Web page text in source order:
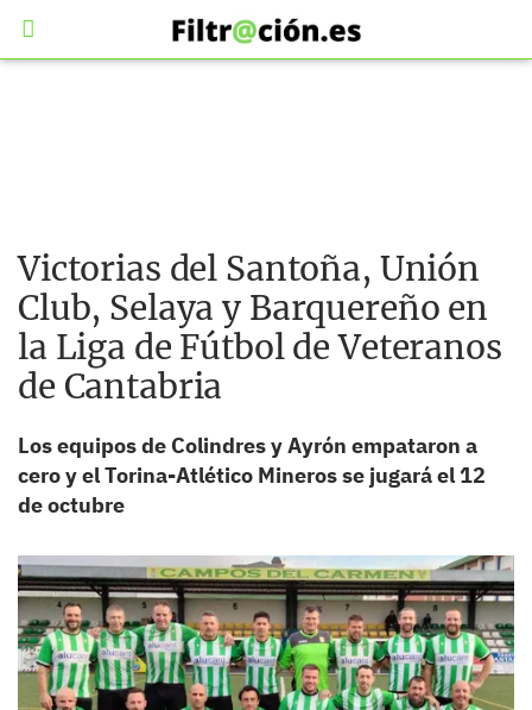
Victorias del Santoña, Unión
Club, Selaya y Barquereño en
la Liga de Fútbol de Veteranos
de Cantabria
Los equipos de Colindres y Ayrón empataron a
cero y el Torina-Atlético Mineros se jugará el 12
de octubre